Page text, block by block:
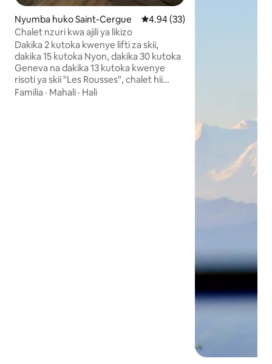
Nyumba huko Saint-Cergue Ukadiriaji wa wastani wa 4.94
4.94 (33)
Chalet nzuri kwa ajili ya likizo
Dakika 2 kutoka kwenye lifti za skii,
dakika 15 kutoka Nyon, dakika 30 kutoka
Geneva na dakika 13 kutoka kwenye
risoti ya skii "Les Rousses", chalet hii
angavu na yenye nafasi kubwa huko St-
Familia · Mahali · Hali